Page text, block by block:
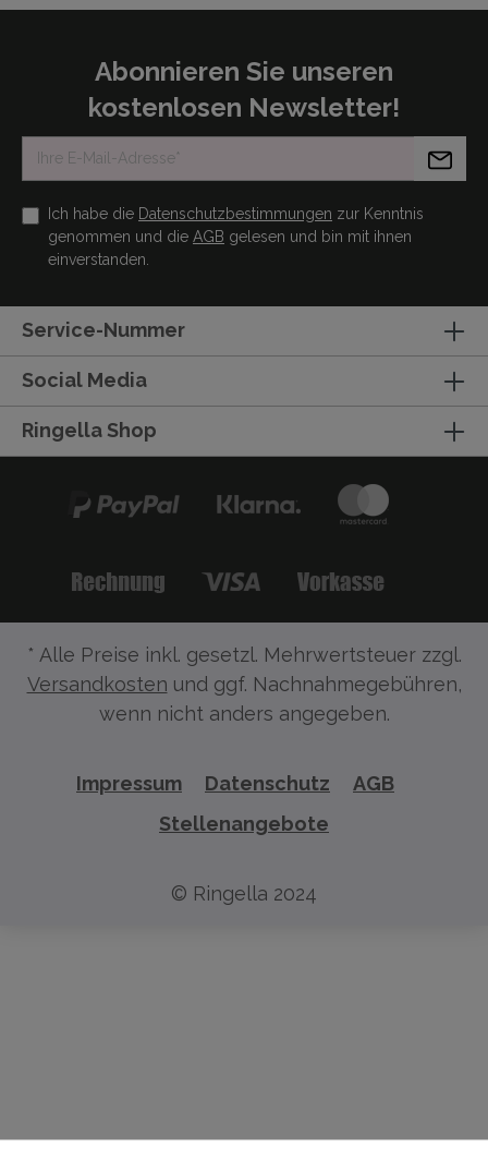
Abonnieren Sie unseren
kostenlosen Newsletter!
Ich habe die Datenschutzbestimmungen zur Kenntnis
genommen und die AGB gelesen und bin mit ihnen
einverstanden.
Service-Nummer
Social Media
Ringella Shop
* Alle Preise inkl. gesetzl. Mehrwertsteuer zzgl.
Versandkosten und ggf. Nachnahmegebühren,
wenn nicht anders angegeben.
Impressum Datenschutz
AGB
Stellenangebote
© Ringella 2024